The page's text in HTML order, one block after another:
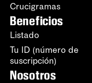
Crucigramas
Beneficios
Listado
Tu ID (número de
suscripción)
Nosotros